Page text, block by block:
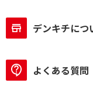
デンキチにつ
よくある質問